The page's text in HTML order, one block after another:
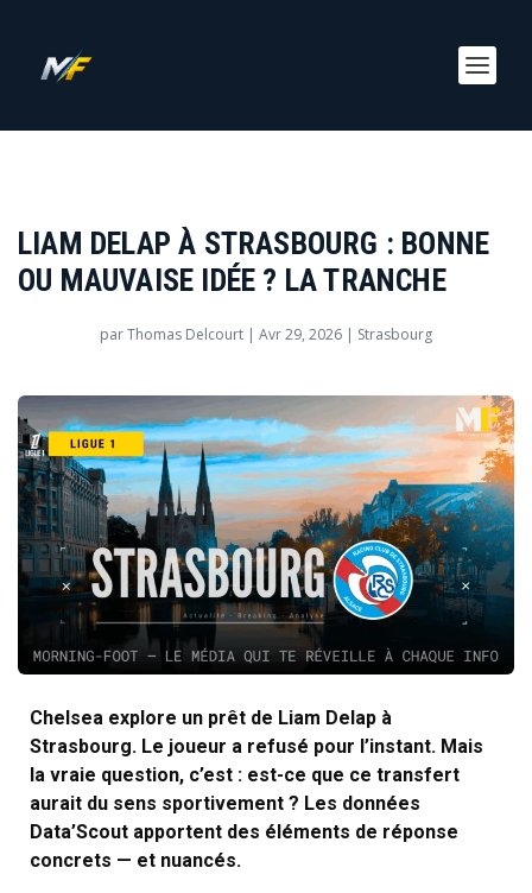
LIAM DELAP À STRASBOURG : BONNE
OU MAUVAISE IDÉE ? LA TRANCHE
parThomas Delcourt | Avr 29, 2026 | Strasbourg
Chelsea explore un prêt de Liam Delap à
Strasbourg. Le joueur a refusé pour l’instant. Mais
la vraie question, c’est : est-ce que ce transfert
aurait du sens sportivement ? Les données
Data’Scout apportent des éléments de réponse
concrets — et nuancés.